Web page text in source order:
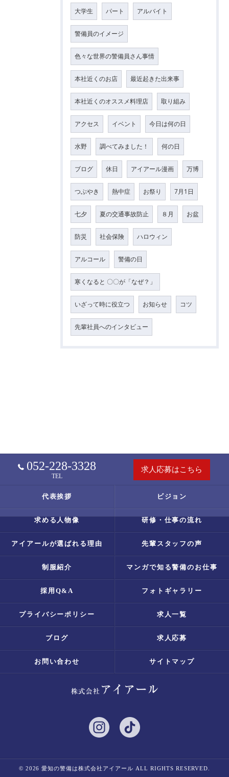
大学生 パート アルバイト
警備員のイメージ
色々な世界の警備員さん事情
本社近くのお店 最近起きた出来事
本社近くのオススメ料理店 取り組み
アクセス イベント 今日は何の日
水野 調べてみました！ 何の日
ブログ 休日 アイアール漫画 万博
つぶやき 熱中症 お祭り 7月1日
七夕 夏の交通事故防止 ８月 お盆
防災 社会保険 ハロウィン
アルコール 警備の日
寒くなると 〇〇が「なぜ？」
いざって時に役立つ お知らせ コツ
先輩社員へのインタビュー
052-228-3328
TEL
求人応募はこちら
代表挨拶 ビジョン
求める人物像 研修・仕事の流れ
アイアールが選ばれる理由 先輩スタッフの声
制服紹介 マンガで知る警備のお仕事
採用Q&A フォトギャラリー
プライバシーポリシー 求人一覧
ブログ 求人応募
お問い合わせ サイトマップ
© 2026 愛知の警備は株式会社アイアール ALL RIGHTS RESERVED.